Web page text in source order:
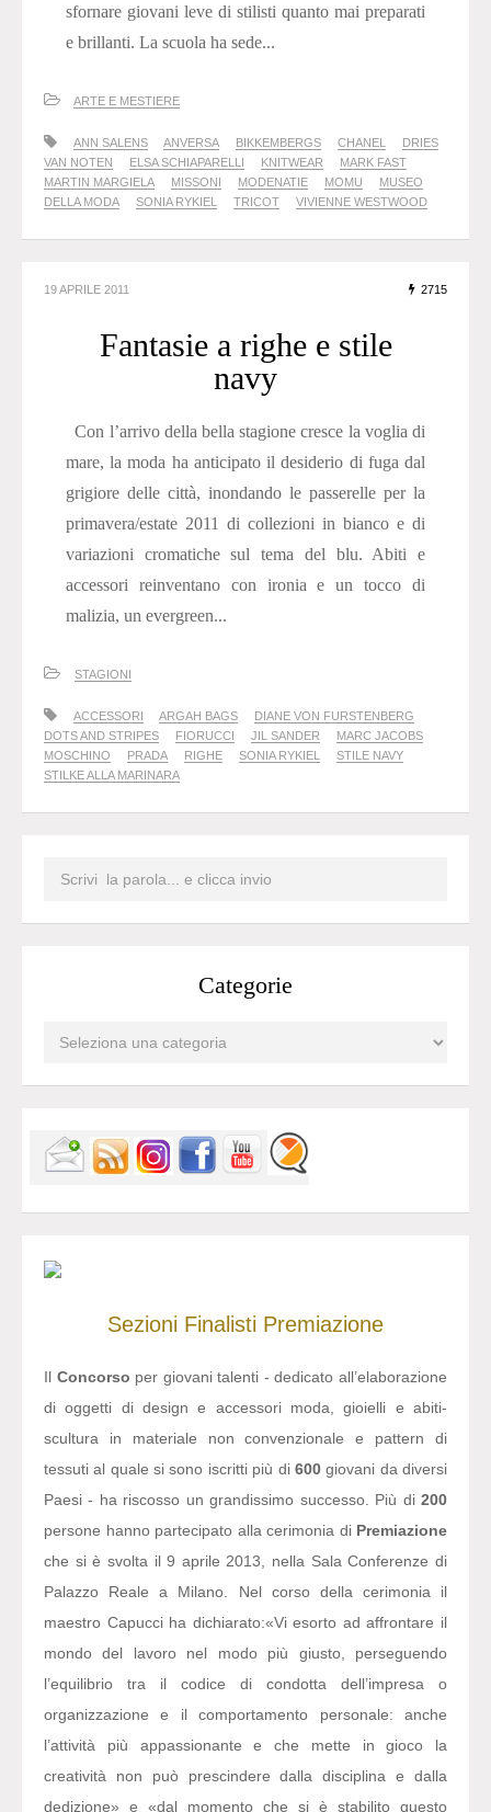
sfornare giovani leve di stilisti quanto mai preparati
e brillanti. La scuola ha sede...
ARTE E MESTIERE
ANN SALENS ANVERSA BIKKEMBERGS CHANEL
DRIES
VAN NOTEN
ELSA SCHIAPARELLI KNITWEAR
MARK FAST
MARTIN MARGIELA
MISSONI MODENATIE MOMU
MUSEO
DELLA MODA
SONIA RYKIEL TRICOT VIVIENNE WESTWOOD
19 APRILE 2011 2715
Fantasie a righe e stile
navy
Con l’arrivo della bella stagione cresce la voglia di
mare, la moda ha anticipato il desiderio di fuga dal
grigiore delle città, inondando le passerelle per la
primavera/estate 2011 di collezioni in bianco e di
variazioni cromatiche sul tema del blu. Abiti e
accessori reinventano con ironia e un tocco di
malizia, un evergreen...
STAGIONI
ACCESSORI ARGAH BAGS
DIANE VON FURSTENBERG
DOTS AND STRIPES
FIORUCCI JIL SANDER
MARC JACOBS
MOSCHINO
PRADA RIGHE SONIA RYKIEL
STILE NAVY
STILKE ALLA MARINARA
Categorie
Sezioni Finalisti Premiazione
Il Concorso per giovani talenti - dedicato all’elaborazione
di oggetti di design e accessori moda, gioielli e abiti-
scultura in materiale non convenzionale e pattern di
tessuti al quale si sono iscritti più di 600giovani da diversi
Paesi - ha riscosso un grandissimo successo. Più di 200
persone hanno partecipato alla cerimonia di Premiazione
che si è svolta il 9 aprile 2013, nella Sala Conferenze di
Palazzo Reale a Milano. Nel corso della cerimonia il
maestro Capucci ha dichiarato:«Vi esorto ad affrontare il
mondo del lavoro nel modo più giusto, perseguendo
l’equilibrio tra il codice di condotta dell’impresa o
organizzazione e il comportamento personale: anche
l’attività più appassionante e che mette in gioco la
creatività non può prescindere dalla disciplina e dalla
dedizione» e «dal momento che si è stabilito questo